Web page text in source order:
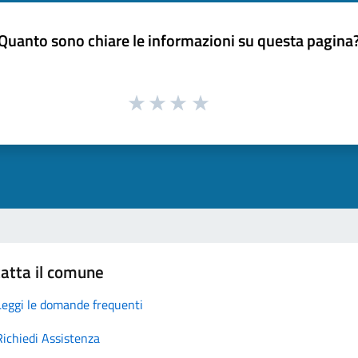
sono chiare le informazioni su questa
il comune
le domande frequenti
Assistenza